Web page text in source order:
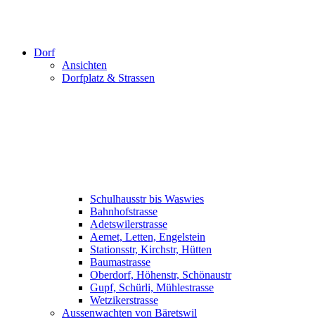
Dorf
Ansichten
Dorfplatz & Strassen
Schulhausstr bis Waswies
Bahnhofstrasse
Adetswilerstrasse
Aemet, Letten, Engelstein
Stationsstr, Kirchstr, Hütten
Baumastrasse
Oberdorf, Höhenstr, Schönaustr
Gupf, Schürli, Mühlestrasse
Wetzikerstrasse
Aussenwachten von Bäretswil